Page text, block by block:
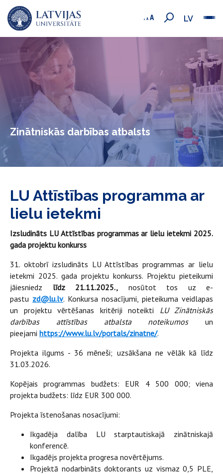
LV
Zinātniskās darbības atbalsts
LU Attīstības programma ar
lielu ietekmi
Izsludināts LU Attīstības programmas ar lielu ietekmi 2025.
gada projektu konkurss
31. oktobrī izsludināts LU Attīstības programmas ar lielu
ietekmi 2025. gada projektu konkurss. Projektu pieteikumi
jāiesniedz līdz 21.11.2025., nosūtot tos uz e-
pastu zd@lu.lv. Konkursa nosacījumi, pieteikuma veidlapas
un projektu vērtēšanas kritēriji noteikti LU Zinātniskās
darbības attīstības atbalsta noteikumosun
pieejami https://www.lu.lv/portals/zinatne/.
Projekta ilgums - 36 mēneši; uzsākšana ne vēlāk kā līdz
31.03.2026.
Kopējais programmas budžets: EUR 4 500 000; viena
projekta budžets: līdz EUR 300 000.
Projekta īstenošanas nosacījumi:
Ikgadēja dalība LU starptautiskajā zinātniskajā
konferencē.
Ikgadējs projekta progresa novērtējums.
Projektā nodarbināts doktorants uz vismaz 0,5 PLE,